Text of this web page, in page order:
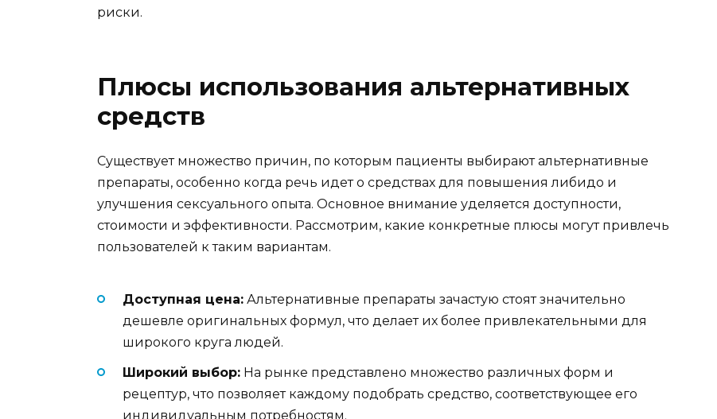
риски.
Плюсы использования альтернативных
средств
Существует множество причин, по которым пациенты выбирают альтернативные
препараты, особенно когда речь идет о средствах для повышения либидо и
улучшения сексуального опыта. Основное внимание уделяется доступности,
стоимости и эффективности. Рассмотрим, какие конкретные плюсы могут привлечь
пользователей к таким вариантам.
Доступная цена: Альтернативные препараты зачастую стоят значительно
дешевле оригинальных формул, что делает их более привлекательными для
широкого круга людей.
Широкий выбор: На рынке представлено множество различных форм и
рецептур, что позволяет каждому подобрать средство, соответствующее его
индивидуальным потребностям.